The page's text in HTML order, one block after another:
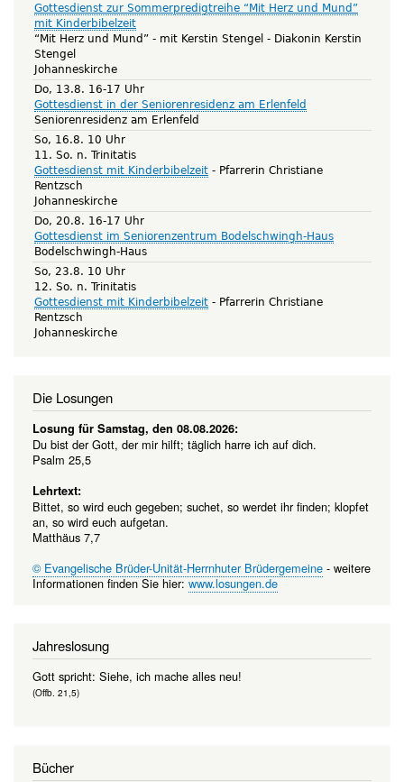
Gottesdienst zur Sommerpredigtreihe “Mit Herz und Mund”
mit Kinderbibelzeit
“Mit Herz und Mund” - mit Kerstin Stengel
Diakonin Kerstin
Stengel
Johanneskirche
Do, 13.8. 16-17 Uhr
Gottesdienst in der Seniorenresidenz am Erlenfeld
Seniorenresidenz am Erlenfeld
So, 16.8. 10 Uhr
11. So. n. Trinitatis
Gottesdienst mit Kinderbibelzeit
Pfarrerin Christiane
Rentzsch
Johanneskirche
Do, 20.8. 16-17 Uhr
Gottesdienst im Seniorenzentrum Bodelschwingh-Haus
Bodelschwingh-Haus
So, 23.8. 10 Uhr
12. So. n. Trinitatis
Gottesdienst mit Kinderbibelzeit
Pfarrerin Christiane
Rentzsch
Johanneskirche
Die Losungen
Losung für Samstag, den 08.08.2026:
Du bist der Gott, der mir hilft; täglich harre ich auf dich.
Psalm 25,5
Lehrtext:
Bittet, so wird euch gegeben; suchet, so werdet ihr finden; klopfet
an, so wird euch aufgetan.
Matthäus 7,7
© Evangelische Brüder-Unität-Herrnhuter Brüdergemeine - weitere
Informationen finden Sie hier:www.losungen.de
Jahreslosung
Gott spricht: Siehe, ich mache alles neu!
(Offb. 21,5)
Bücher